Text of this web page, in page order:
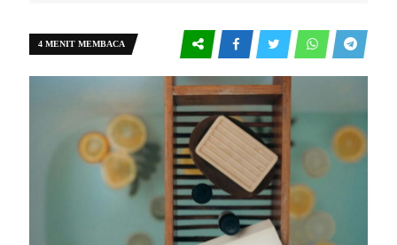
4 MENIT MEMBACA